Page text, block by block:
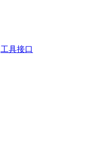
工具接口